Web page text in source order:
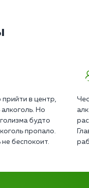
в центр,
Но
будто
пропало.
беспокоит.